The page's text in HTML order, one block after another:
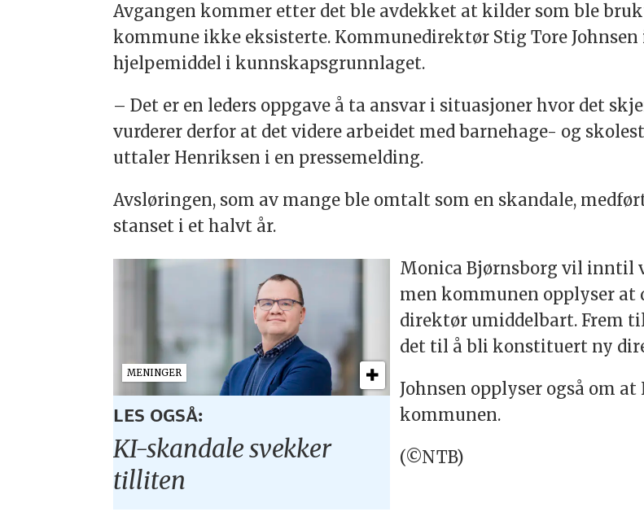
Avgangen kommer etter det ble avdekket at kilder som ble
kommune ikke eksisterte. Kommunedirektør Stig Tore
hjelpemiddel i kunnskapsgrunnlaget.
– Det er en leders oppgave å ta ansvar i situasjoner hvor det
vurderer derfor at det videre arbeidet med barnehage- og
uttaler Henriksen i en pressemelding.
Avsløringen, som av mange ble omtalt som en skandale,
stanset i et halvt år.
MENINGER
LES OGSÅ:
KI-skandale svekker
tilliten
Monica Bjørnsborg vil inntil
men kommunen opplyser at
direktør umiddelbart. Frem
det til å bli konstituert ny
Johnsen opplyser også om
kommunen.
(©NTB)